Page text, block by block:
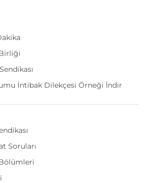
İntibak Dilekçesi Örneği İndir
Soruları
Bölümleri